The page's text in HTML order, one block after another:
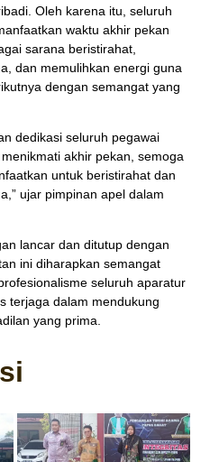
Oleh karena itu, seluruh
waktu akhir pekan
sarana beristirahat,
dan memulihkan energi guna
dengan semangat yang
dedikasi seluruh pegawai
akhir pekan, semoga
untuk beristirahat dan
ujar pimpinan apel dalam
lancar dan ditutup dengan
ini diharapkan semangat
seluruh aparatur
terjaga dalam mendukung
yang prima.